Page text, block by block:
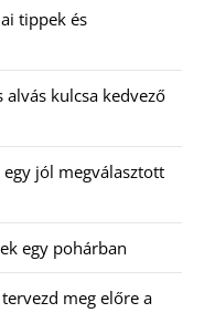
tippek és
kulcsa kedvező
jól megválasztott
egy pohárban
meg előre a